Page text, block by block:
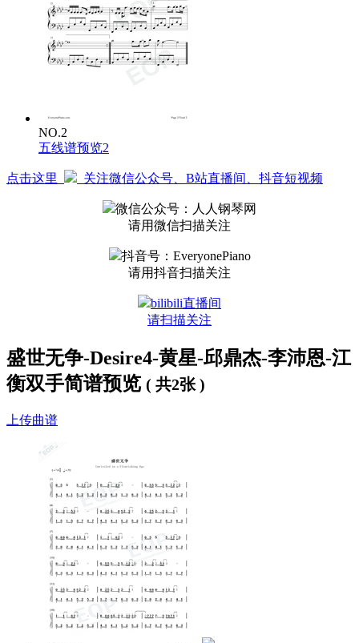
却落个江山万里 红尘寂寥
总是岁月 偶有蹉跎
笑不肯留 泪不肯走
却是时光 留人不住
星/邱：
人不能留 情不能已
合：
NO.2
五线谱预览2
点击这里 关注微信公众号、B站直播间、抖音短视频
微信公众号：人人钢琴网
请用微信扫描关注
抖音号：EveryonePiano
请用抖音扫描关注
bilibili直播间
请扫描关注
盛世无争-Desire4-黄星-邱鼎杰-李沛恩-江
衡双手简谱预览 ( 共2张 )
上传曲谱